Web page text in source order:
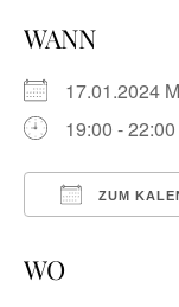
WANN
17.01.2024
19:00 - 22:00
ZUM
WO